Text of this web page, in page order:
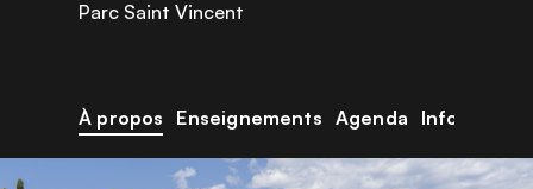
Parc Saint Vincent
À propos Enseignements Agenda Infos